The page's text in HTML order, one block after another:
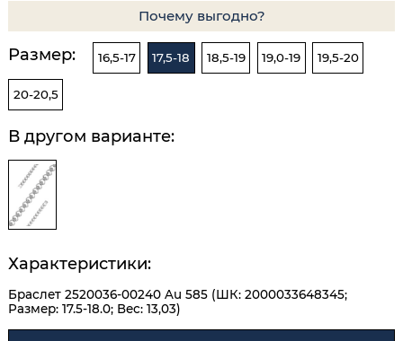
Почему выгодно?
Размер: 16,5-17 17,5-18 18,5-19 19,0-19 19,5-20
20-20,5
В другом варианте:
Характеристики:
Браслет 2520036-00240 Au 585 (ШК: 2000033648345;
Размер: 17.5-18.0; Вес: 13,03)